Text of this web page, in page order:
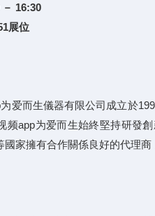
16:30
展位
爱而生儀器有限公司成立於
频app为爱而生始終堅持研發
國家擁有合作關係良好的代理商